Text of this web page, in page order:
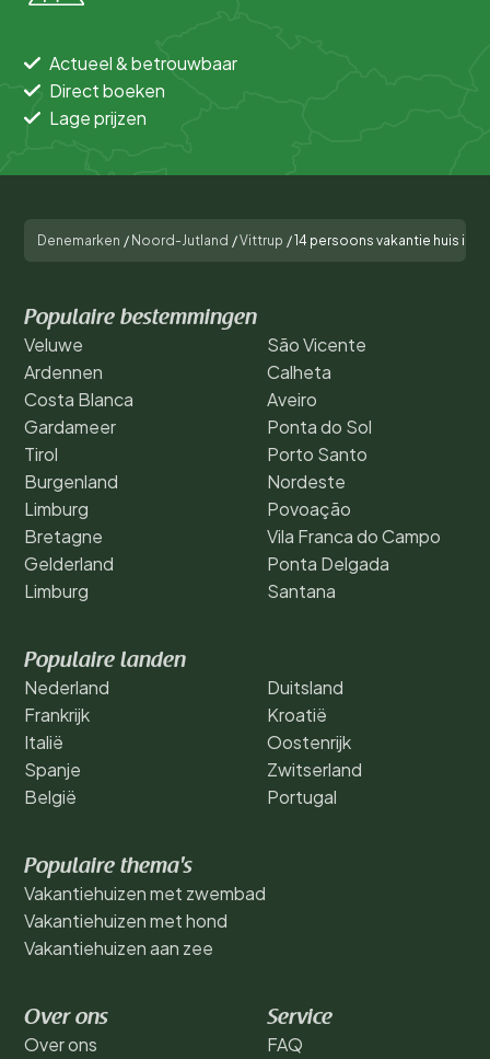
Actueel & betrouwbaar
Direct boeken
Lage prijzen
Denemarken / Noord-Jutland /Vittrup /14 persoons vakantie huis in
Populaire bestemmingen
Veluwe
Ardennen
Costa Blanca
Gardameer
Tirol
Burgenland
Limburg
Bretagne
Gelderland
Limburg
São Vicente
Calheta
Aveiro
Ponta do Sol
Porto Santo
Nordeste
Povoação
Vila Franca do Campo
Ponta Delgada
Santana
Populaire landen
Nederland
Frankrijk
Italië
Spanje
België
Duitsland
Kroatië
Oostenrijk
Zwitserland
Portugal
Populaire thema's
Vakantiehuizen met zwembad
Vakantiehuizen met hond
Vakantiehuizen aan zee
Over ons
Over ons
Service
FAQ